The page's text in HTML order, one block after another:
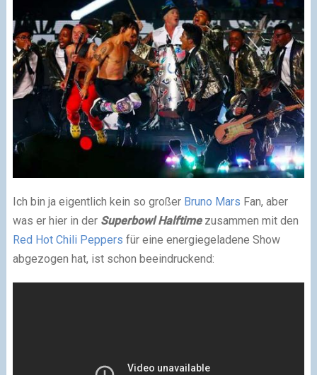
Ich bin ja eigentlich kein so großer Bruno Mars Fan, aber
was er hier in derSuperbowl Halftime zusammen mit den
Red Hot Chili Peppers für eine energiegeladene Show
abgezogen hat, ist schon beeindruckend: